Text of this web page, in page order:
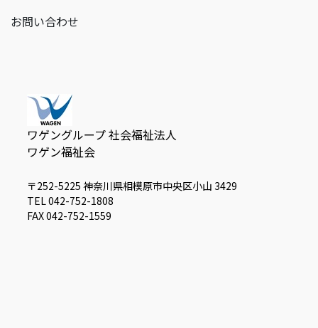
お問い合わせ
ワゲングループ 社会福祉法人
ワゲン福祉会
〒252-5225 神奈川県相模原市中央区小山 3429
TEL 042-752-1808
FAX 042-752-1559